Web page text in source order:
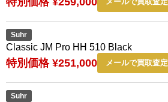
Suhr
Classic JM Pro HH 510 Black
特別価格 ¥251,000 メールで買取査定
Suhr